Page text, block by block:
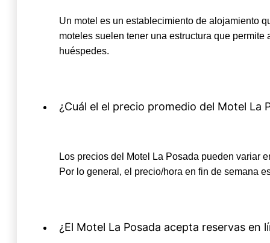
Un motel es un establecimiento de alojamiento
moteles suelen tener una estructura que
huéspedes.
¿Cuál el el precio promedio del Motel La
Los precios del Motel La Posada pueden variar
Por lo general, el precio/hora en fin de semana
¿El Motel La Posada acepta reservas en